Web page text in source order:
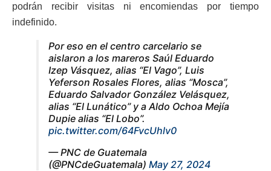
podrán recibir visitas ni encomiendas por tiempo
indefinido.
Por eso en el centro carcelario se
aislaron a los mareros Saúl Eduardo
Izep Vásquez, alias “El Vago”, Luis
Yeferson Rosales Flores, alias “Mosca”,
Eduardo Salvador González Velásquez,
alias “El Lunático” y a Aldo Ochoa Mejía
Dupie alias “El Lobo”.
pic.twitter.com/64FvcUhlv0
— PNC de Guatemala
(@PNCdeGuatemala) May 27, 2024